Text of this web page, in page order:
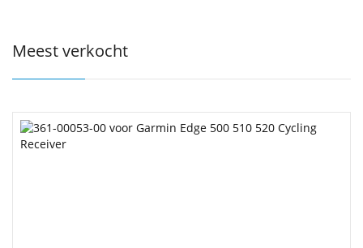
Meest verkocht